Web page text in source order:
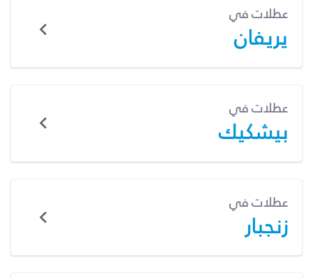
عطلات في
يريفان
عطلات في
بيشكيك
عطلات في
زنجبار